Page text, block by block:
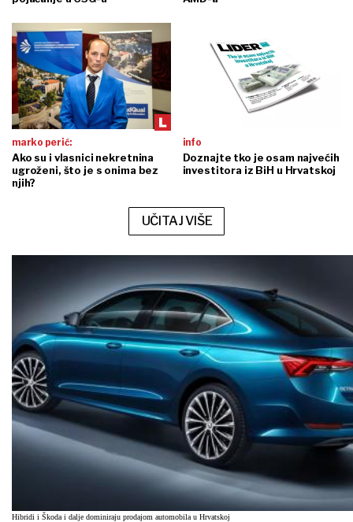
marko perić:
Ako su i vlasnici nekretnina
ugroženi, što je s onima bez
njih?
info
Doznajte tko je osam najvećih
investitora iz BiH u Hrvatskoj
UČITAJ VIŠE
Hibridi i Škoda i dalje dominiraju prodajom automobila u Hrvatskoj